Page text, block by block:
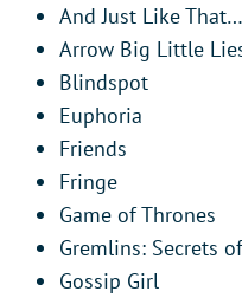
And Just Like That…
Arrow Big Little
Blindspot
Euphoria
Friends
Fringe
Game of Thrones
Gremlins: Secrets
Gossip Girl